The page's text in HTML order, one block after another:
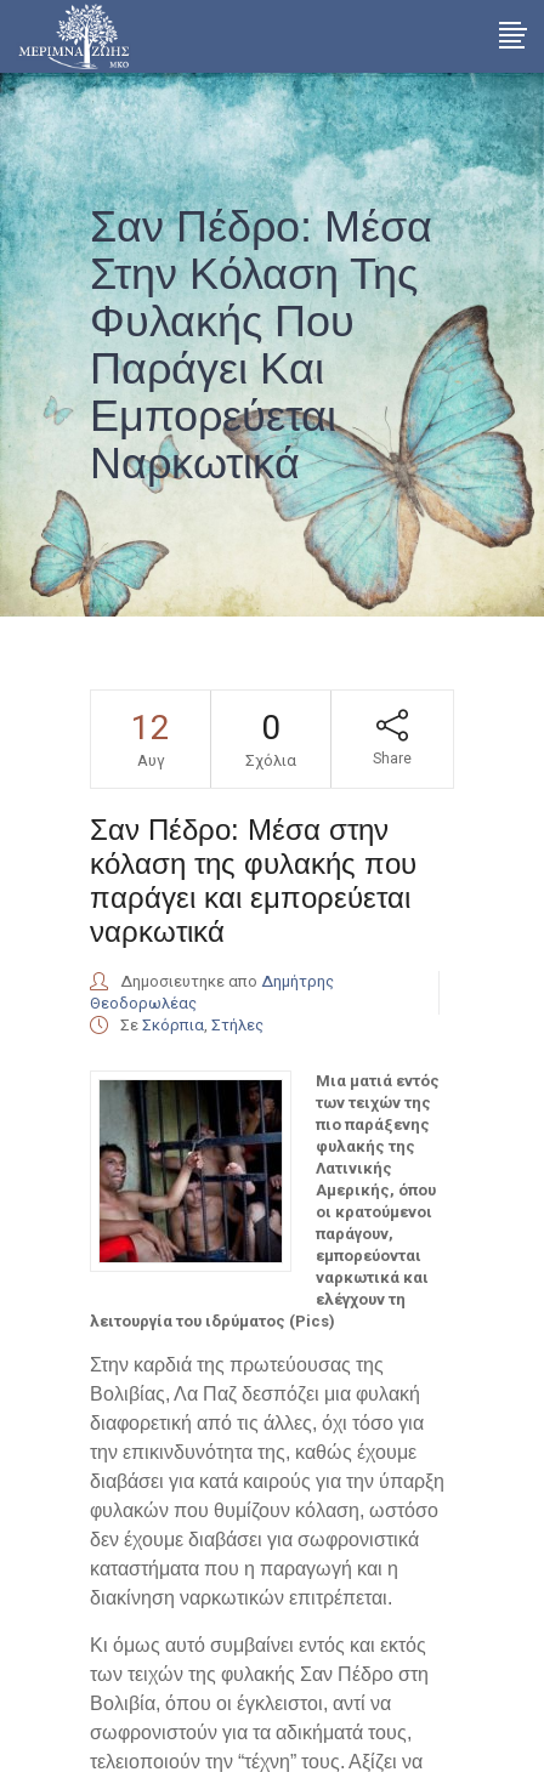
Σαν Πέδρο: Μέσα
Στην Κόλαση Της
Φυλακής Που
Παράγει Και
Εμπορεύεται
Ναρκωτικά
12
Αυγ
0
Σχόλια Share
Σαν Πέδρο: Μέσα στην
κόλαση της φυλακής που
παράγει και εμπορεύεται
ναρκωτικά
Δημοσιευτηκε απο Δημήτρης
Θεοδορωλέας
Σε Σκόρπια, Στήλες
Μια ματιά εντός
των τειχών της
πιο παράξενης
φυλακής της
Λατινικής
Αμερικής, όπου
οι κρατούμενοι
παράγουν,
εμπορεύονται
ναρκωτικά και
ελέγχουν τη
λειτουργία του ιδρύματος (Pics)
Στην καρδιά της πρωτεύουσας της
Βολιβίας, Λα Παζ δεσπόζει μια φυλακή
διαφορετική από τις άλλες, όχι τόσο για
την επικινδυνότητα της, καθώς έχουμε
διαβάσει για κατά καιρούς για την ύπαρξη
φυλακών που θυμίζουν κόλαση, ωστόσο
δεν έχουμε διαβάσει για σωφρονιστικά
καταστήματα που η παραγωγή και η
διακίνηση ναρκωτικών επιτρέπεται.
Κι όμως αυτό συμβαίνει εντός και εκτός
των τειχών της φυλακής Σαν Πέδρο στη
Βολιβία, όπου οι έγκλειστοι, αντί να
σωφρονιστούν για τα αδικήματά τους,
τελειοποιούν την “τέχνη” τους. Αξίζει να